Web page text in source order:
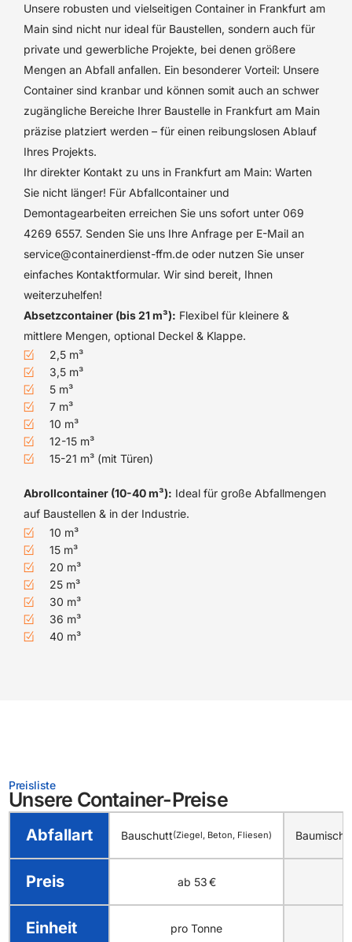
Unsere robusten und vielseitigen Container in Frankfurt am
Main sind nicht nur ideal für Baustellen, sondern auch für
private und gewerbliche Projekte, bei denen größere
Mengen an Abfall anfallen. Ein besonderer Vorteil: Unsere
Container sind kranbar und können somit auch an schwer
zugängliche Bereiche Ihrer Baustelle in Frankfurt am Main
präzise platziert werden – für einen reibungslosen Ablauf
Ihres Projekts.
Ihr direkter Kontakt zu uns in Frankfurt am Main: Warten
Sie nicht länger! Für Abfallcontainer und
Demontagearbeiten erreichen Sie uns sofort unter 069
4269 6557. Senden Sie uns Ihre Anfrage per E-Mail an
service@containerdienst-ffm.de oder nutzen Sie unser
einfaches Kontaktformular. Wir sind bereit, Ihnen
weiterzuhelfen!
Absetzcontainer (bis 21 m³): Flexibel für kleinere &
mittlere Mengen, optional Deckel & Klappe.
2,5 m³
3,5 m³
5 m³
7 m³
10 m³
12-15 m³
15-21 m³ (mit Türen)
Abrollcontainer (10-40 m³): Ideal für große Abfallmengen
auf Baustellen & in der Industrie.
10 m³
15 m³
20 m³
25 m³
30 m³
36 m³
40 m³
Preisliste
Unsere Container-Preise
Abfallart
Preis
Einheit
Bauschutt(Ziegel, Beton, Fliesen)
ab 53 €
pro Tonne
Container bestellen